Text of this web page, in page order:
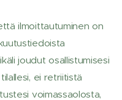
ilmoittautuminen on
joudut osallistumisesi
ei retriitistä
voimassaolosta,